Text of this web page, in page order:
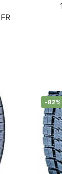
-82%